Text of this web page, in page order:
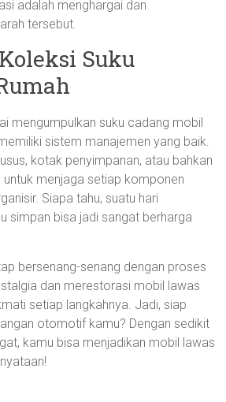
adalah menghargai dan
tersebut.
Suku
mengumpulkan suku cadang mobil
sistem manajemen yang baik.
kotak penyimpanan, atau bahkan
menjaga setiap komponen
Siapa tahu, suatu hari
simpan bisa jadi sangat berharga
bersenang-senang dengan proses
dan merestorasi mobil lawas
setiap langkahnya. Jadi, siap
otomotif kamu? Dengan sedikit
kamu bisa menjadikan mobil lawas